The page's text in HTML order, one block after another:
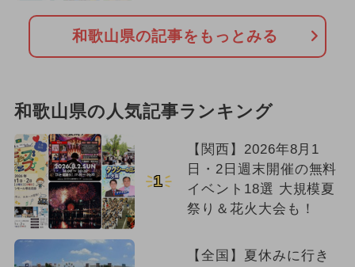
2024年9月のイベント
和歌山県の記事をもっとみる
和歌山県の人気記事ランキング
1
【関西】2026年8月1
日・2日週末開催の無料
イベント18選 大規模夏
祭り＆花火大会も！
【全国】夏休みに行き